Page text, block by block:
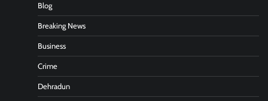
Blog
Breaking News
Business
Crime
Dehradun